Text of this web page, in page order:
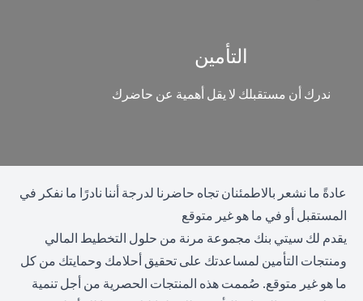
التأمين
ندرك أن مستقبلك لا يقل أهمية عن حاضرك
عادةً ما نشعر بالاطمئنان تجاه حاضرنا لدرجة أننا نادرًا ما نفكر في
المستقبل أو في ما هو غير متوقع
يقدم لك سيتي بنك مجموعة مرنة من حلول التخطيط المالي
ومنتجات التأمين لمساعدتك على تحقيق أحلامك وحمايتك من كل
ما هو غير متوقع. صُممت هذه المنتجات الحصرية من أجل تنمية